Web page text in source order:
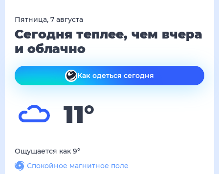
пятница, 7 августа
Сегодня теплее, чем вчера
и облачно
Как одеться сегодня
11°
Ощущается как 9°
Спокойное магнитное поле